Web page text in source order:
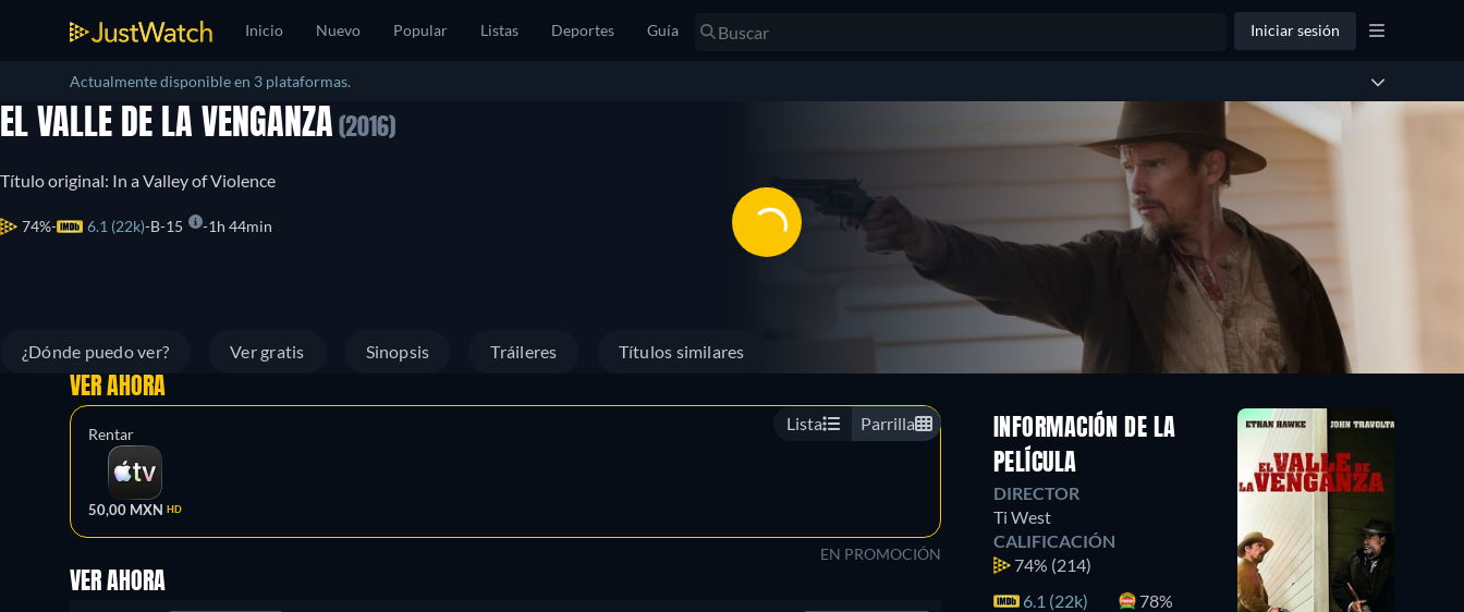
Inicio Nuevo Popular Listas Deportes Guía Iniciar sesión
Actualmente disponible en 3 plataformas.
EL VALLE DE LA VENGANZA (2016)
Título original: In a Valley of Violence
74% 6.1 (22k) B-15 1h 44min
¿Dónde puedo ver? Ver gratis Sinopsis Tráileres Títulos similares
Lista Parrilla
VER AHORA
Rentar
50,00 MXN HD
EN PROMOCIÓN
VER AHORA
INFORMACIÓN DE LA
PELÍCULA
DIRECTOR
Ti West
CALIFICACIÓN
74% (214)
6.1 (22k)
78%